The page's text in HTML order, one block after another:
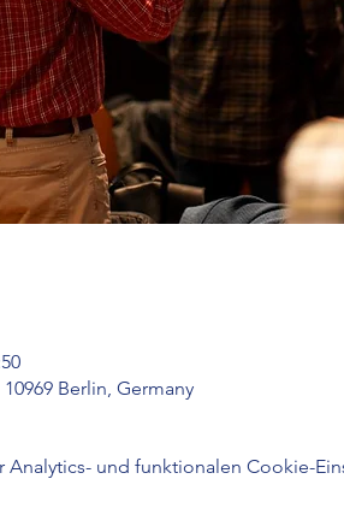
Berlin, Germany
und funktionalen Cookie-